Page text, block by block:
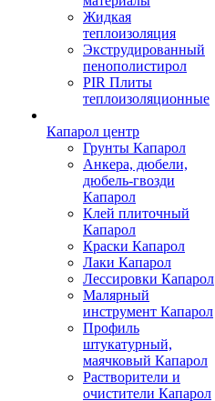
Жидкая
теплоизоляция
Экструдированный
пенополистирол
PIR Плиты
теплоизоляционные
Капарол центр
Грунты Капарол
Анкера, дюбели,
дюбель-гвозди
Капарол
Клей плиточный
Капарол
Краски Капарол
Лаки Капарол
Лессировки Капарол
Малярный
инструмент Капарол
Профиль
штукатурный,
маячковый Капарол
Растворители и
очистители Капарол